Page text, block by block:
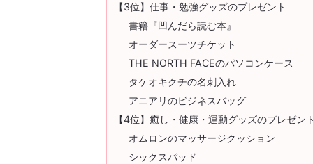
【3位】仕事・勉強グッズのプレゼント
書籍『凹んだら読む本』
オーダースーツチケット
THE NORTH FACEのパソコンケース
タケオキクチの名刺入れ
アニアリのビジネスバッグ
【4位】癒し・健康・運動グッズのプレゼント
オムロンのマッサージクッション
シックスパッド